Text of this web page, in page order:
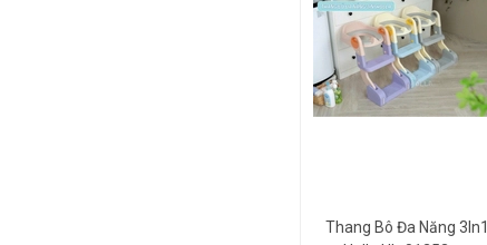
Thang Bô Đa Năng 3In1